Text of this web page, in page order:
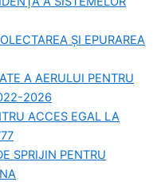
ȘI EPURAREA
A AERULUI PENTRU
2026
ACCES EGAL LA
SPRIJIN PENTRU